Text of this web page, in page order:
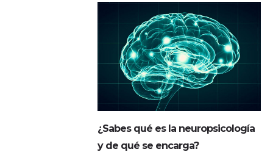
¿Sabes qué es la neuropsicología
y de qué se encarga?